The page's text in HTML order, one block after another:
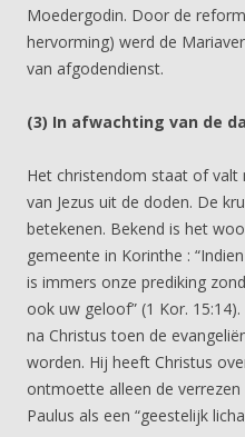
Moedergodin. Door de
hervorming) werd de
van afgodendienst.
(3) In afwachting van de
Het christendom staat of
van Jezus uit de doden. De
betekenen. Bekend is het
gemeente in Korinthe :
is immers onze prediking
ook uw geloof” (1 Kor.
na Christus toen de
worden. Hij heeft Christus
ontmoette alleen de verrezen
Paulus als een “geestelijk